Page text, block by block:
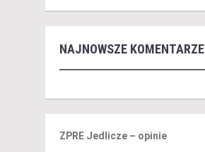
NAJNOWSZE KOMENTARZE
ZPRE Jedlicze – opinie